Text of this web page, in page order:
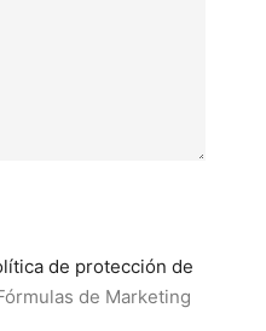
de protección de
de Marketing